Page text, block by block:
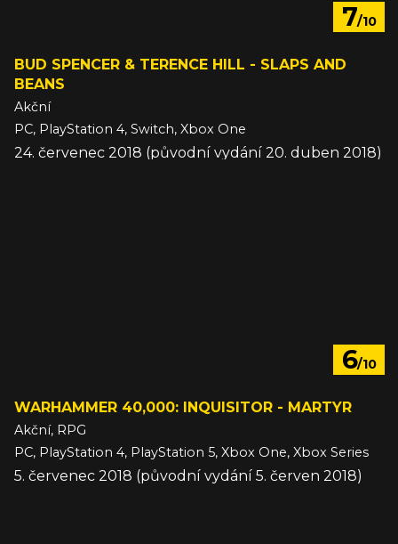
7/10
BUD SPENCER & TERENCE HILL - SLAPS AND
BEANS
Akční
PC, PlayStation 4, Switch, Xbox One
24. červenec 2018 (původní vydání 20. duben 2018)
6/10
WARHAMMER 40,000: INQUISITOR - MARTYR
Akční, RPG
PC, PlayStation 4, PlayStation 5, Xbox One, Xbox Series
5. červenec 2018 (původní vydání 5. červen 2018)